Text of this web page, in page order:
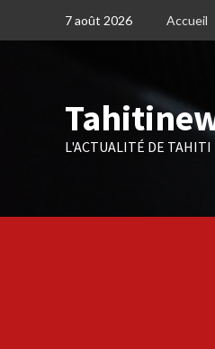
7 août 2026 Accueil
L'ACTUALITÉ DE TAHITI